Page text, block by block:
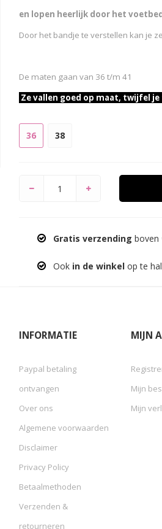
en lopen heerlijk door het
Door het bandje te verstellen kan je
De maten gaan van 36 t/m 41
Ze vallen goed op maat, twijfel
36 38
Gratis verzending boven
Ook in de winkel op te
INFORMATIE
Paypal betaling
ontvangen
Over ons
Algemene voorwaarden
Disclaimer
Privacy Policy
Betaalmethoden
Verzenden &
retourneren
MIJN
Mijn
Mijn